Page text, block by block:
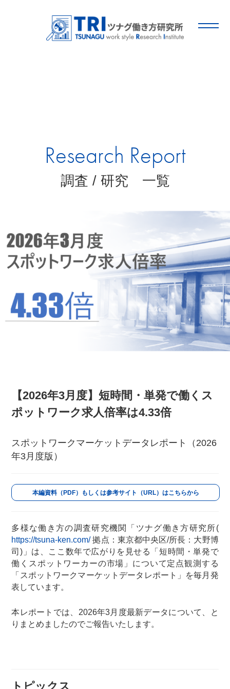
Research Report
調査 / 研究 一覧
【2026年3月度】短時間・単発で働くス
ポットワーク求人倍率は4.33倍
スポットワークマーケットデータレポート（2026
年3月度版）
本編資料（PDF）もしくは参考サイト（URL）はこちらから
多様な働き方の調査研究機関「ツナグ働き方研究所(
https://tsuna-ken.com/拠点：東京都中央区/所長：大野博
司)」は、ここ数年で広がりを見せる「短時間・単発で
働くスポットワーカーの市場」について定点観測する
「スポットワークマーケットデータレポート」を毎月発
表しています。
本レポートでは、2026年3月度最新データについて、と
りまとめましたのでご報告いたします。
トピックス